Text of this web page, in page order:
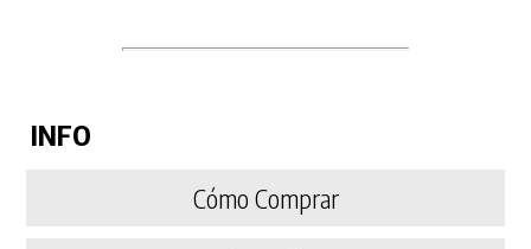
INFO
Cómo Comprar